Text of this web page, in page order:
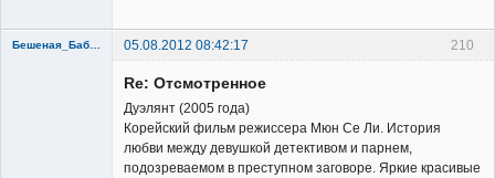
210
05.08.2012 08:42:17
Re: Отсмотренное
Дуэлянт (2005 года)
Корейский фильм режиссера Мюн Се Ли. История
любви между девушкой детективом и парнем,
подозреваемом в преступном заговоре. Яркие красивые